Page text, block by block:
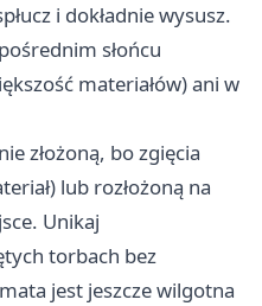
i dokładnie wysusz.
słońcu
materiałów) ani w
złożoną, bo zgięcia
lub rozłożoną na
Unikaj
torbach bez
jest jeszcze wilgotna